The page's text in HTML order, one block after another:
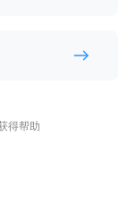
得帮助